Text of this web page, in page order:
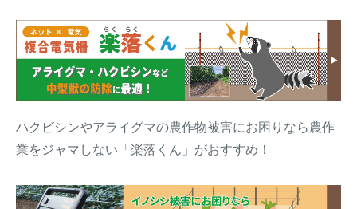
ハクビシンやアライグマの農作物被害にお困りなら農作
業をジャマしない「楽落くん」がおすすめ！